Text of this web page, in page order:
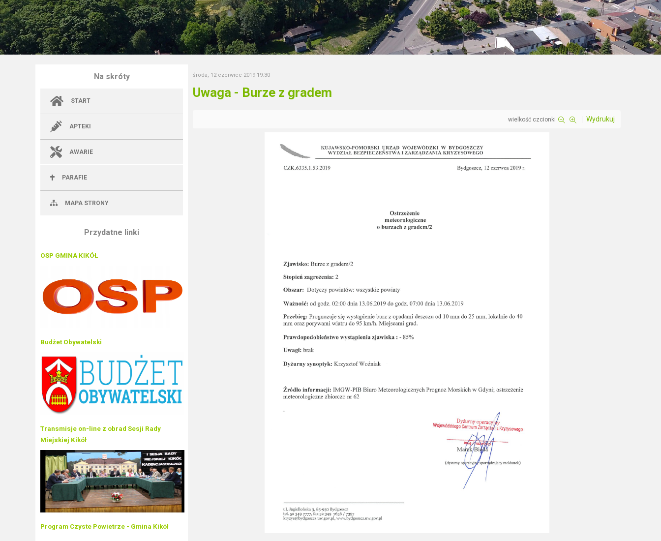
Na skróty
START
APTEKI
AWARIE
PARAFIE
MAPA STRONY
Przydatne linki
OSP GMINA KIKÓŁ
Budżet Obywatelski
Transmisje on-line z obrad Sesji Rady
Miejskiej Kikół
Program Czyste Powietrze - Gmina Kikół
środa, 12 czerwiec 2019 19:30
Uwaga - Burze z gradem
wielkość czcionki Wydrukuj